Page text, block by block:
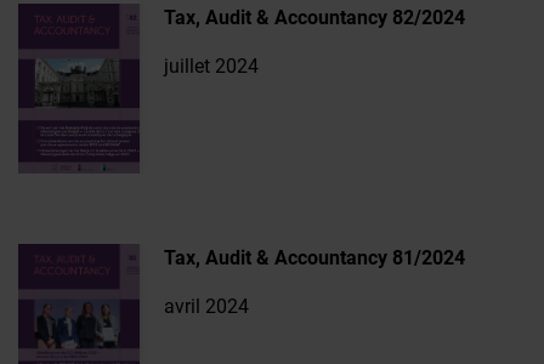
Tax, Audit & Accountancy 82/2024
juillet 2024
Tax, Audit & Accountancy 81/2024
avril 2024